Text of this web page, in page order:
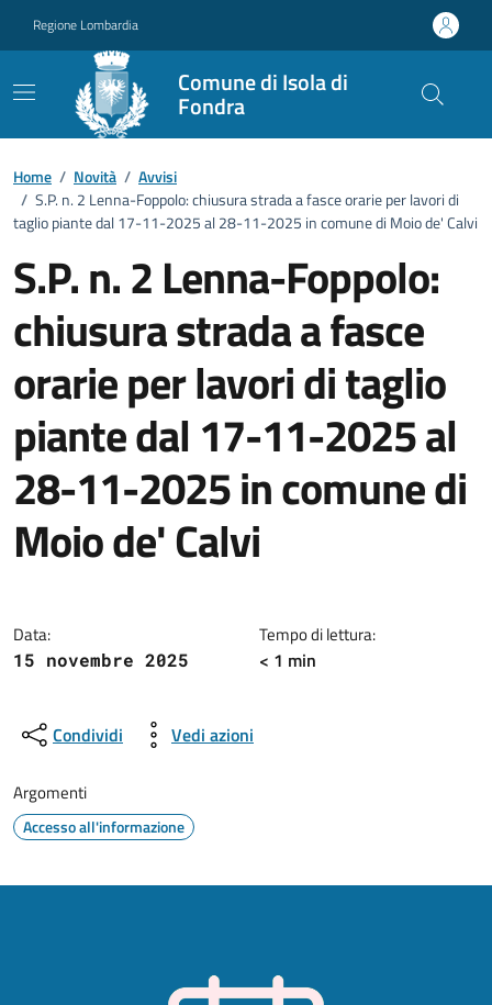
Regione Lombardia
Comune di Isola di
Fondra
Home / Novità / Avvisi
/ S.P. n. 2 Lenna-Foppolo: chiusura strada a fasce orarie per lavori di
taglio piante dal 17-11-2025 al 28-11-2025 in comune di Moio de' Calvi
S.P. n. 2 Lenna-Foppolo:
chiusura strada a fasce
orarie per lavori di taglio
piante dal 17-11-2025 al
28-11-2025 in comune di
Moio de' Calvi
Data:
15 novembre 2025
Tempo di lettura:
< 1 min
Condividi Vedi azioni
Argomenti
Accesso all'informazione